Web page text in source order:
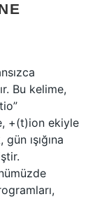
Bu kelime,
+(t)ion ekiyle
ışığına